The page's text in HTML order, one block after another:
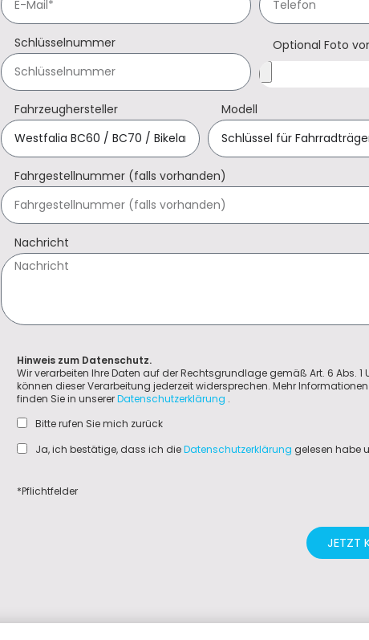
Schlüsselnummer Optional Foto
Fahrzeughersteller Modell
Fahrgestellnummer (falls vorhanden)
Nachricht
Hinweis zum Datenschutz.
Wir verarbeiten Ihre Daten auf der Rechtsgrundlage gemäß Art. 6 Abs. 1
können dieser Verarbeitung jederzeit widersprechen. Mehr
finden Sie in unsererDatenschutzerklärung .
Bitte rufen Sie mich zurück
Ja, ich bestätige, dass ich dieDatenschutzerklärung gelesen habe
*Pflichtfelder